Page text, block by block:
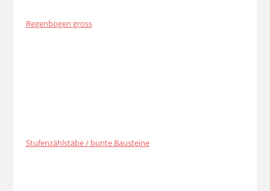
Regenbogen gross
Stufenzählstäbe / bunte Bausteine